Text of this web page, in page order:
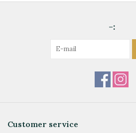
-:
Customer service